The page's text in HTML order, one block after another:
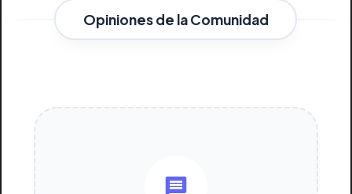
Opiniones de la Comunidad